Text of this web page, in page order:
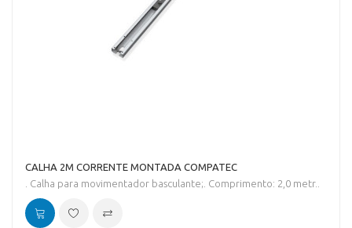
CALHA 2M CORRENTE MONTADA COMPATEC
. Calha para movimentador basculante;. Comprimento: 2,0 metr..